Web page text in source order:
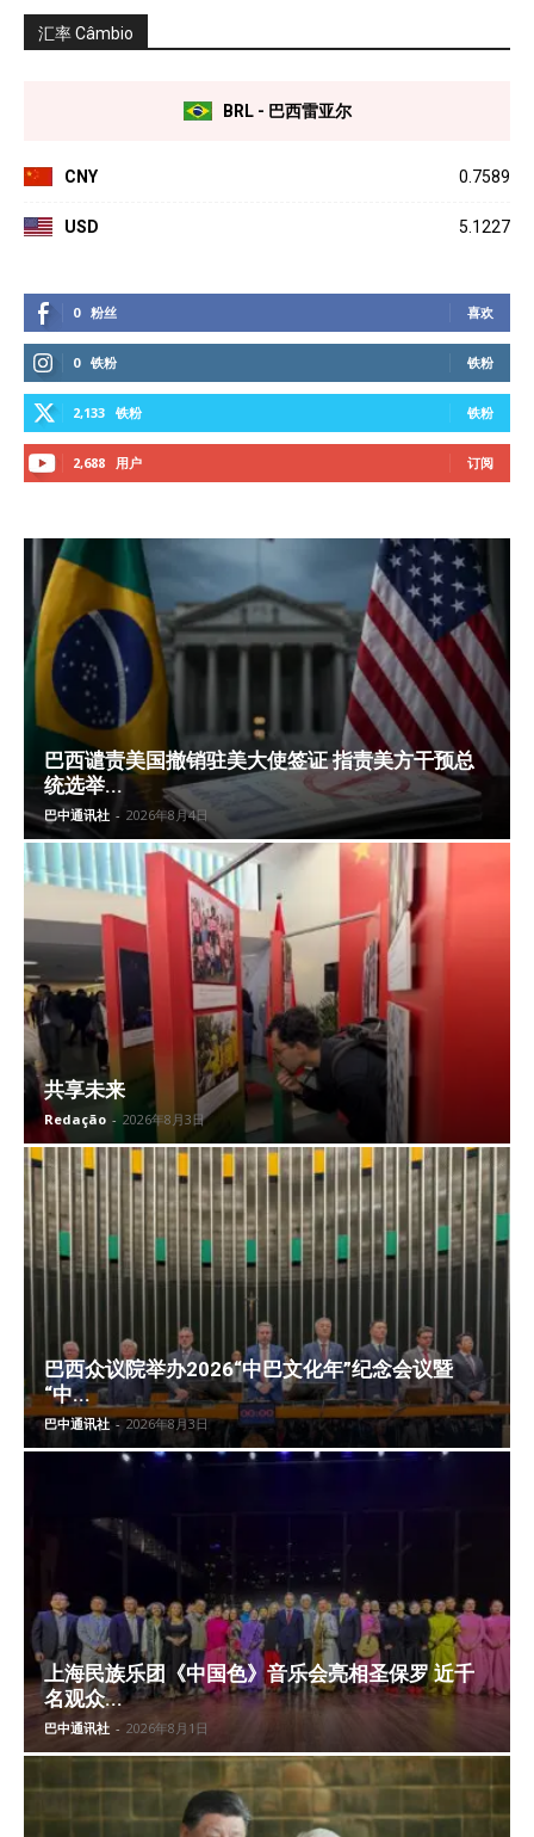
汇率 Câmbio
BRL - 巴西雷亚尔
CNY 0.7589
USD 5.1227
0 粉丝 喜欢
0 铁粉 铁粉
2,133 铁粉 铁粉
2,688 用户 订阅
巴西谴责美国撤销驻美大使签证 指责美方干预总
统选举...
巴中通讯社 - 2026年8月4日
共享未来
Redação - 2026年8月3日
巴西众议院举办2026“中巴文化年”纪念会议暨
“中...
巴中通讯社 - 2026年8月3日
上海民族乐团《中国色》音乐会亮相圣保罗 近千
名观众...
巴中通讯社 - 2026年8月1日